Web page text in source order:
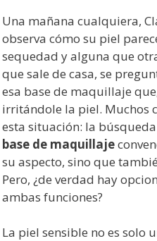
Una mañana cualquiera,
observa cómo su piel
sequedad y alguna que
que sale de casa, se
esa base de maquillaje
irritándole la piel. Muchos
esta situación: la
base de maquillaje
su aspecto, sino que
Pero, ¿de verdad hay
ambas funciones?
La piel sensible no es solo